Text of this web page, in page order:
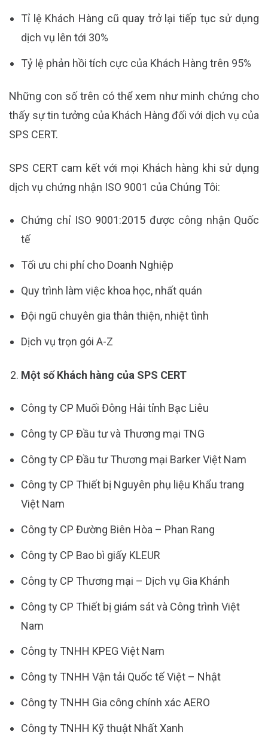
Tỉ lệ Khách Hàng cũ quay trở lại tiếp tục sử dụng
dịch vụ lên tới 30%
Tỷ lệ phản hồi tích cực của Khách Hàng trên 95%
Những con số trên có thể xem như minh chứng cho
thấy sự tin tưởng của Khách Hàng đối với dịch vụ của
SPS CERT.
SPS CERT cam kết với mọi Khách hàng khi sử dụng
dịch vụ chứng nhận ISO 9001 của Chúng Tôi:
Chứng chỉ ISO 9001:2015 được công nhận Quốc
tế
Tối ưu chi phí cho Doanh Nghiệp
Quy trình làm việc khoa học, nhất quán
Đội ngũ chuyên gia thân thiện, nhiệt tình
Dịch vụ trọn gói A-Z
Một số Khách hàng của SPS CERT
Công ty CP Muối Đông Hải tỉnh Bạc Liêu
Công ty CP Đầu tư và Thương mại TNG
Công ty CP Đầu tư Thương mại Barker Việt Nam
Công ty CP Thiết bị Nguyên phụ liệu Khẩu trang
Việt Nam
Công ty CP Đường Biên Hòa – Phan Rang
Công ty CP Bao bì giấy KLEUR
Công ty CP Thương mại – Dịch vụ Gia Khánh
Công ty CP Thiết bị giám sát và Công trình Việt
Nam
Công ty TNHH KPEG Việt Nam
Công ty TNHH Vận tải Quốc tế Việt – Nhật
Công ty TNHH Gia công chính xác AERO
Công ty TNHH Kỹ thuật Nhất Xanh